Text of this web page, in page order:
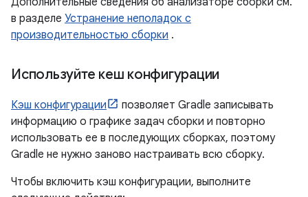
в разделе Устранение неполадок с
производительностью сборки .
Используйте кеш конфигурации
Кэш конфигурации
позволяет Gradle записывать
информацию о графике задач сборки и повторно
использовать ее в последующих сборках, поэтому
Gradle не нужно заново настраивать всю сборку.
Чтобы включить кэш конфигурации, выполните